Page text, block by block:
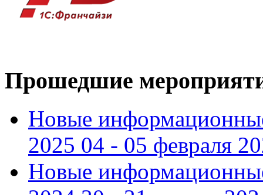
Прошедшие
Новые
2025 04 - 05 февраля
Новые